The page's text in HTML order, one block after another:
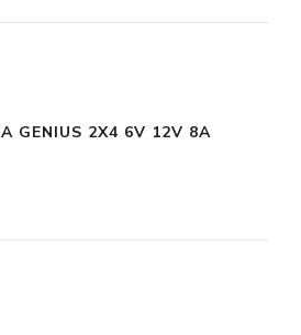
GENIUS 2X4 6V 12V 8A